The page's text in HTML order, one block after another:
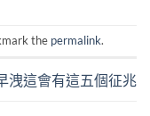
the permalink.
洩這會有這五個征兆